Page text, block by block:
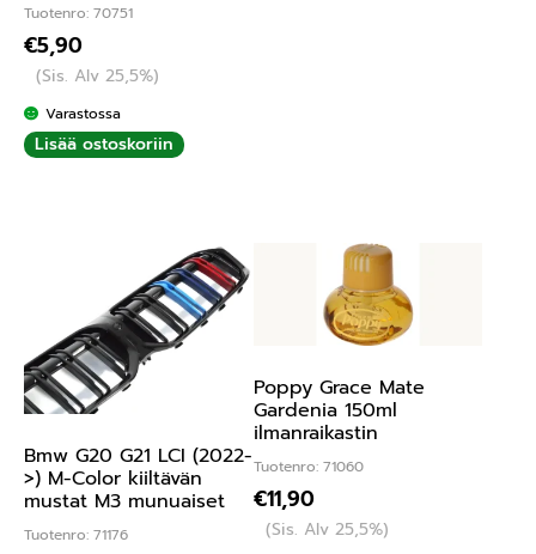
Tuotenro: 70751
€5,90
(Sis. Alv 25,5%)
Varastossa
Lisää ostoskoriin
Bmw G20 G21 LCI (2022-
>) M-Color kiiltävän
mustat M3 munuaiset
Tuotenro: 71176
Poppy Grace Mate
Gardenia 150ml
ilmanraikastin
Tuotenro: 71060
€11,90
(Sis. Alv 25,5%)